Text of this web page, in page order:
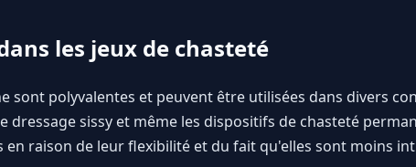
les jeux de chasteté
sont polyvalentes et peuvent être utilisées dans divers
dressage sissy et même les dispositifs de chasteté
en raison de leur flexibilité et du fait qu'elles sont moins